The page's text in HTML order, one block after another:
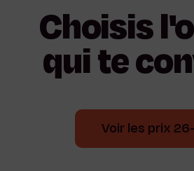
Choisis
quite
Voir les prix